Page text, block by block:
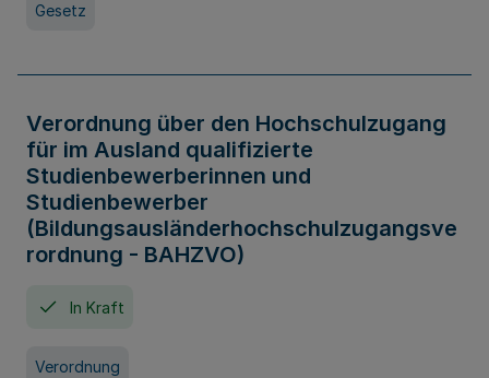
Gesetz
Verordnung über den Hochschulzugang
für im Ausland qualifizierte
Studienbewerberinnen und
Studienbewerber
(Bildungsausländerhochschulzugangsve
rordnung - BAHZVO)
In Kraft
Verordnung